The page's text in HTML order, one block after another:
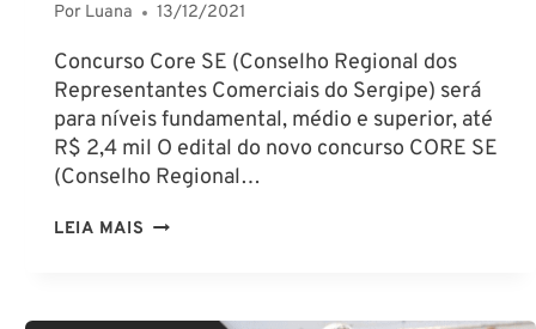
Por Luana 13/12/2021
Concurso Core SE (Conselho Regional dos
Representantes Comerciais do Sergipe) será
para níveis fundamental, médio e superior, até
R$ 2,4 mil O edital do novo concurso CORE SE
(Conselho Regional…
LEIA MAIS CONCURSO